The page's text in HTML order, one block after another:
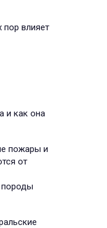
пор влияет
и как она
пожары и
от